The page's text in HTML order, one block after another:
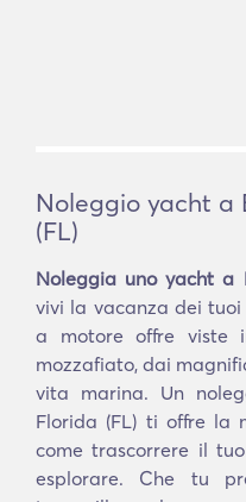
Noleggio yacht a
(FL)
Noleggia uno yacht a
vivi la vacanza dei
a motore offre viste
mozzafiato, dai
vita marina. Un
Florida (FL) ti offre la
come trascorrere il
esplorare. Che tu